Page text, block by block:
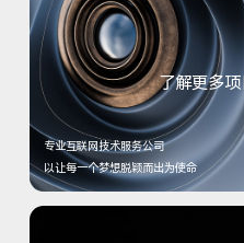
了解更多项
专业互联网技术服务公司
以让每一个梦想脱颖而出为使命